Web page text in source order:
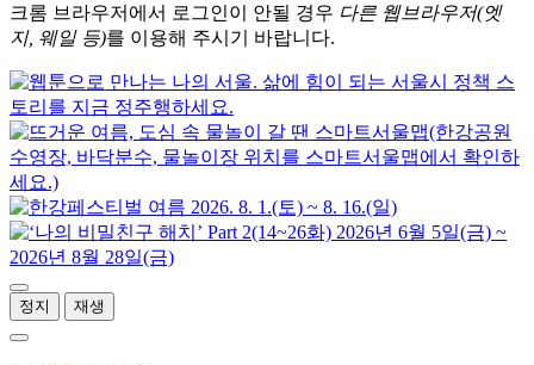
크롬 브라우저에서 로그인이 안될 경우 다른 웹브라우저(엣
지, 웨일 등)를 이용해 주시기 바랍니다.
정지 재생